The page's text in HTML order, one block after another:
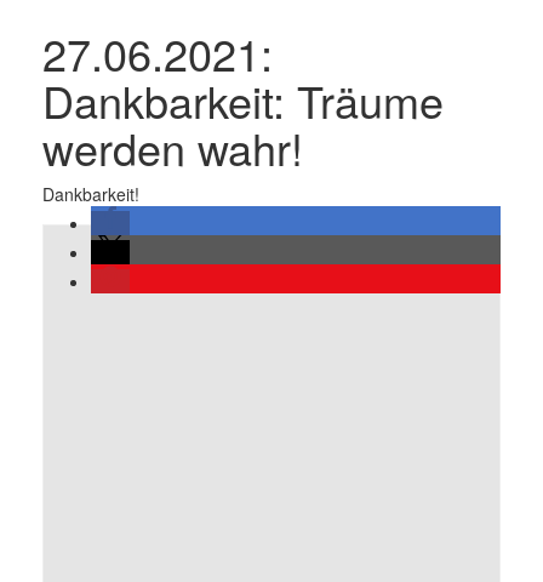
27.06.2021:
Dankbarkeit: Träume
werden wahr!
Dankbarkeit!